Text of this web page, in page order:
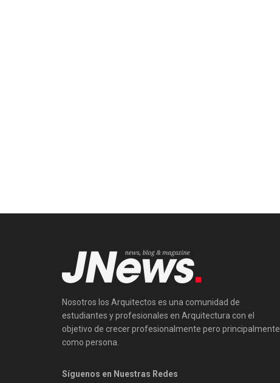
Nosotros los Arquitectos es una comunidad de
estudiantes y profesionales en Arquitectura con el
objetivo de crecer profesionalmente pero principalmente
como persona.
Síguenos en Nuestras Redes